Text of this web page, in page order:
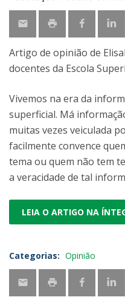
Artigo de opinião de
docentes da Escola
Vivemos na era da
superficial. Má
muitas vezes veiculada
facilmente convence
tema ou quem não tem
a veracidade de tal
LEIA O ARTIGO NA
Categorias: Opinião